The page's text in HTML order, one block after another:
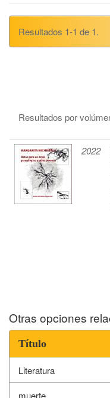
Resultados 1-1 de 1.
Resultados por
2022
Otras opciones
Título
Literatura
muerte